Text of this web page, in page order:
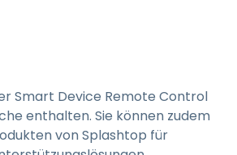
Smart Device Remote Control
enthalten. Sie können zudem
von Splashtop für